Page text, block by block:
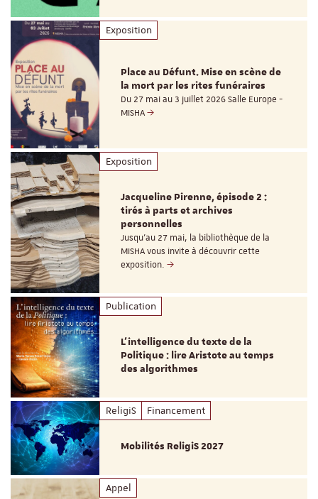
Exposition
Place au Défunt. Mise en scène de
la mort par les rites funéraires
Du 27 mai au 3 juillet 2026 Salle Europe -
MISHA
Exposition
Jacqueline Pirenne, épisode 2 :
tirés à parts et archives
personnelles
Jusqu’au 27 mai, la bibliothèque de la
MISHA vous invite à découvrir cette
exposition.
Publication
L’intelligence du texte de la
Politique : lire Aristote au temps
des algorithmes
ReligiS Financement
Mobilités ReligiS 2027
Appel